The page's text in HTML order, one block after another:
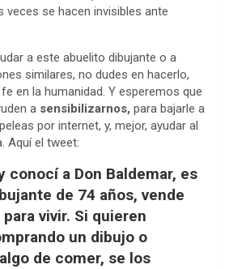
veces se hacen invisibles ante
a este abuelito dibujante o a
similares, no dudes en hacerlo,
en la humanidad. Y esperemos que
a sensibilizarnos, para bajarle a
por internet, y, mejor, ayudar al
Aquí el tweet:
conocí a Don Baldemar, es
de 74 años, vende
vivir. Si quieren
un dibujo o
de comer, se los